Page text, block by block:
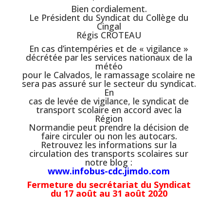
Bien cordialement.
Le Président du Syndicat du Collège du
Cingal
Régis CROTEAU
En cas d’intempéries et de « vigilance »
décrétée par les services nationaux de la
météo
pour le Calvados, le ramassage scolaire ne
sera pas assuré sur le secteur du syndicat.
En
cas de levée de vigilance, le syndicat de
transport scolaire en accord avec la
Région
Normandie peut prendre la décision de
faire circuler ou non les autocars.
Retrouvez les informations sur la
circulation des transports scolaires sur
notre blog :
www.infobus-cdc.jimdo.com
Fermeture du secrétariat du Syndicat
du 17 août au 31 août 2020